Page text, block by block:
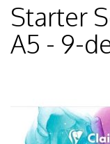
Starter
A5 - 9-